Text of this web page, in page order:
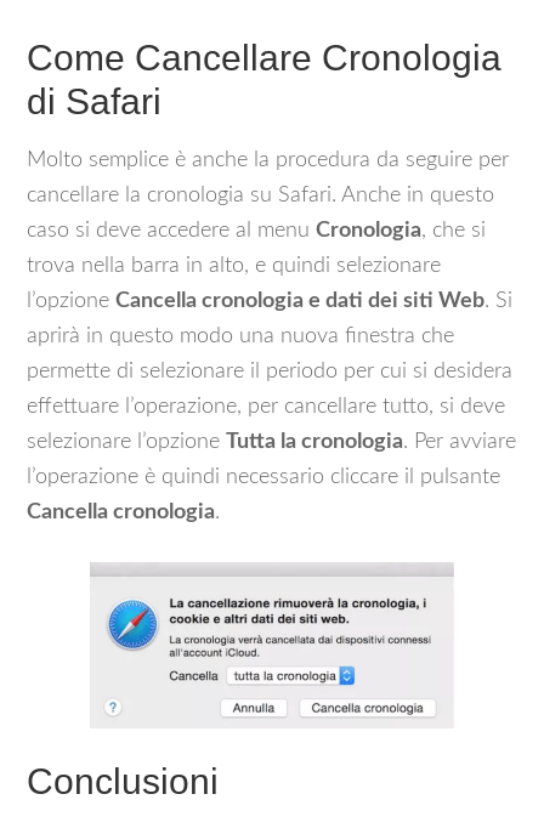
Come Cancellare Cronologia
di Safari
Molto semplice è anche la procedura da seguire per
cancellare la cronologia su Safari. Anche in questo
caso si deve accedere al menuCronologia, che si
trova nella barra in alto, e quindi selezionare
l’opzioneCancella cronologia e dati dei siti Web. Si
aprirà in questo modo una nuova finestra che
permette di selezionare il periodo per cui si desidera
effettuare l’operazione, per cancellare tutto, si deve
selezionare l’opzioneTutta la cronologia. Per avviare
l’operazione è quindi necessario cliccare il pulsante
Cancella cronologia.
Conclusioni